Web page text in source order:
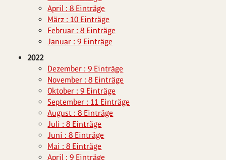
April : 8 Einträge
März : 10 Einträge
Februar : 8 Einträge
Januar : 9 Einträge
2022
Dezember : 9 Einträge
November : 8 Einträge
Oktober : 9 Einträge
September : 11 Einträge
August : 8 Einträge
Juli : 8 Einträge
Juni : 8 Einträge
Mai : 8 Einträge
April : 9 Einträge